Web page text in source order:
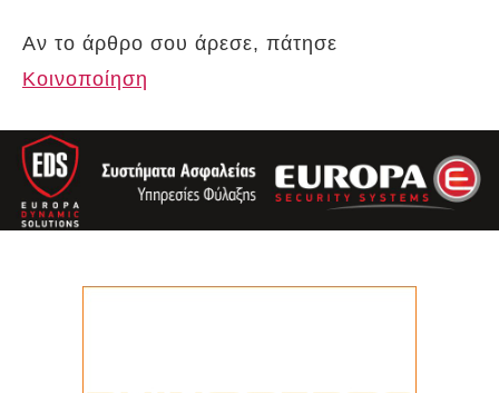
Αν το άρθρο σου άρεσε, πάτησε
Κοινοποίηση